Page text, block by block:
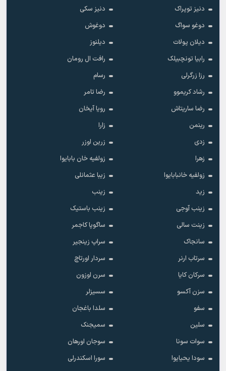
دنیز توپراک
دنیز سکی
دوغو سواگ
دوغوش
دیلان پولات
دیلنوز
رابیا تونچبیلک
رافت ال رومان
رزا زرگرلی
رسام
رشاد کریموو
رضا تامر
رضا ساریتاش
رویا آیخان
رینمن
زارا
زدی
زرین اوزر
زهرا
زولفیه خان بابایوا
زولفیه خانبابایوا
زیبا عثمانلی
زید
زینب
زینب آوجی
زینب باستیک
زینت سالی
ساگوپا کاجمر
سانجاک
سراپ زینجیر
سرتاب ارنر
سردار اورتاچ
سرکان کایا
سرن اوزون
سزن آکسو
سسیزلر
سفو
سلدا باغجان
سلین
سمیجنک
سوات سونا
سوجان اورهان
سودا یحیایوا
سورا اسکندرلی